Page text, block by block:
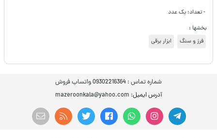
- تعداد: یک عدد
بخشها :
فرز و سنگ
ابزار برقی
شماره تماس : 09302216364 واتساپ فروش
آدرس ایمیل: mazeroonkala@yahoo.com